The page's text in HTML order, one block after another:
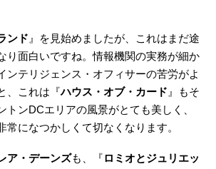
ンド 』を見始めましたが、これはまだ途
り面白いですね。情報機関の実務が細か
ンテリジェンス・オフィサーの苦労がよ
、これは『ハウス・オブ・カード 』もそ
トンDCエリアの風景がとても美しく、
常になつかしくて切なくなります。
ア・デーンズも、『ロミオとジュリエッ